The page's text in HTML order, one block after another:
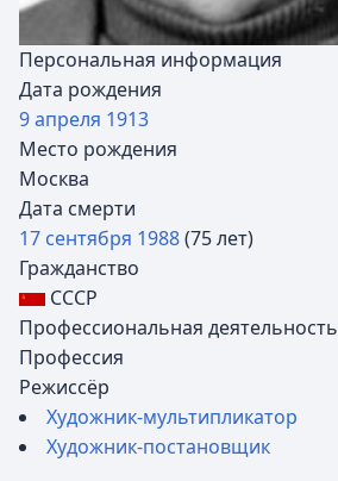
Персональная информация
Дата рождения
9 апреля 1913
Место рождения
Москва
Дата смерти
17 сентября 1988(75 лет)
Гражданство
СССР
Профессиональная деятельность
Профессия
Режиссёр
Художник-мультипликатор
Художник-постановщик